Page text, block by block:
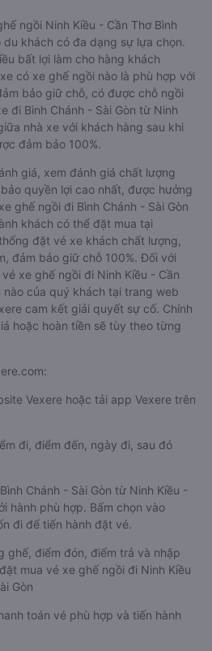
ngồi Ninh Kiều - Cần Thơ Bình
du khách có đa dạng sự lựa chọn.
bất lợi làm cho hàng khách
có xe ghế ngồi nào là phù hợp với
bảo giữ chỗ, có được chỗ ngồi
đi Bình Chánh - Sài Gòn từ Ninh
nhà xe với khách hàng sau khi
đảm bảo 100%.
giá, xem đánh giá chất lượng
quyền lợi cao nhất, được hưởng
ghế ngồi đi Bình Chánh - Sài Gòn
khách có thể đặt mua tại
đặt vé xe khách chất lượng,
đảm bảo giữ chỗ 100%. Đối với
xe ghế ngồi đi Ninh Kiều - Cần
nào của quý khách tại trang web
cam kết giải quyết sự cố. Chính
hoặc hoàn tiền sẽ tùy theo từng
Vexere hoặc tải app Vexere trên
đi, điểm đến, ngày đi, sau đó
Chánh - Sài Gòn từ Ninh Kiều -
hành phù hợp. Bấm chọn vào
đi để tiến hành đặt vé.
ghế, điểm đón, điểm trả và nhập
mua vé xe ghế ngồi đi Ninh Kiều
Gòn
toán vé phù hợp và tiến hành